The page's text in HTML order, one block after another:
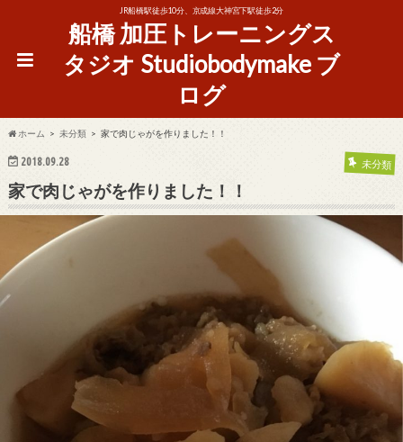
JR船橋駅徒歩10分、京成線大神宮下駅徒歩2分
船橋 加圧トレーニングス
タジオ Studiobodymake ブ
ログ
ホーム 未分類 家で肉じゃがを作りました！！
2018.09.28 未分類
家で肉じゃがを作りました！！